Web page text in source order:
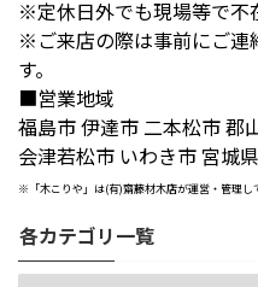
※定休日外でも現場等で不
※ご来店の際は事前にご連
す。
■営業地域
福島市 伊達市 二本松市 郡
会津若松市 いわき市 宮城
※「木こりや」は(有)齋藤材木店が運営・管理し
各カテゴリ一覧